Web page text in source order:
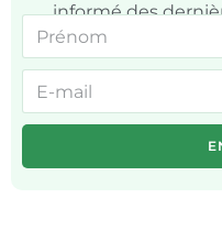
informé des